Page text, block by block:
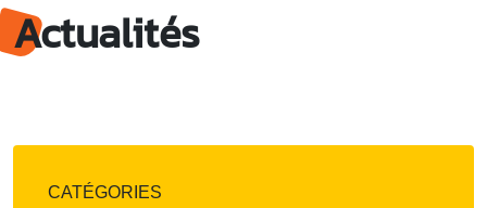
Actualités
CATÉGORIES